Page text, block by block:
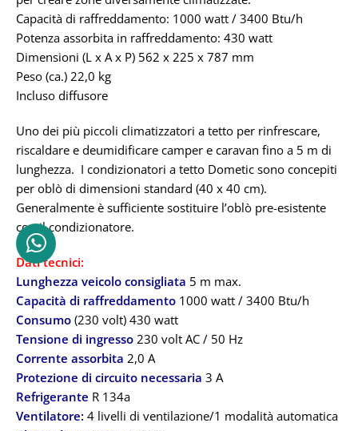
Capacità di raffreddamento: 1000 watt / 3400 Btu/h
Potenza assorbita in raffreddamento: 430 watt
Dimensioni (L x A x P) 562 x 225 x 787 mm
Peso (ca.) 22,0 kg
Incluso diffusore
Uno dei più piccoli climatizzatori a tetto per rinfrescare,
riscaldare e deumidificare camper e caravan fino a 5 m di
lunghezza. I condizionatori a tetto Dometic sono concepiti
per oblò di dimensioni standard (40 x 40 cm).
Generalmente è sufficiente sostituire l’oblò pre-esistente
con il condizionatore.
Dati tecnici:
Lunghezza veicolo consigliata 5 m max.
Capacità di raffreddamento 1000 watt / 3400 Btu/h
Consumo (230 volt) 430 watt
Tensione di ingresso 230 volt AC / 50 Hz
Corrente assorbita 2,0 A
Protezione di circuito necessaria 3 A
Refrigerante R 134a
Ventilatore: 4 livelli di ventilazione/1 modalità automatica